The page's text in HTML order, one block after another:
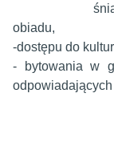
obiadu,
-dostępu do
- bytowania w
odpowiadających